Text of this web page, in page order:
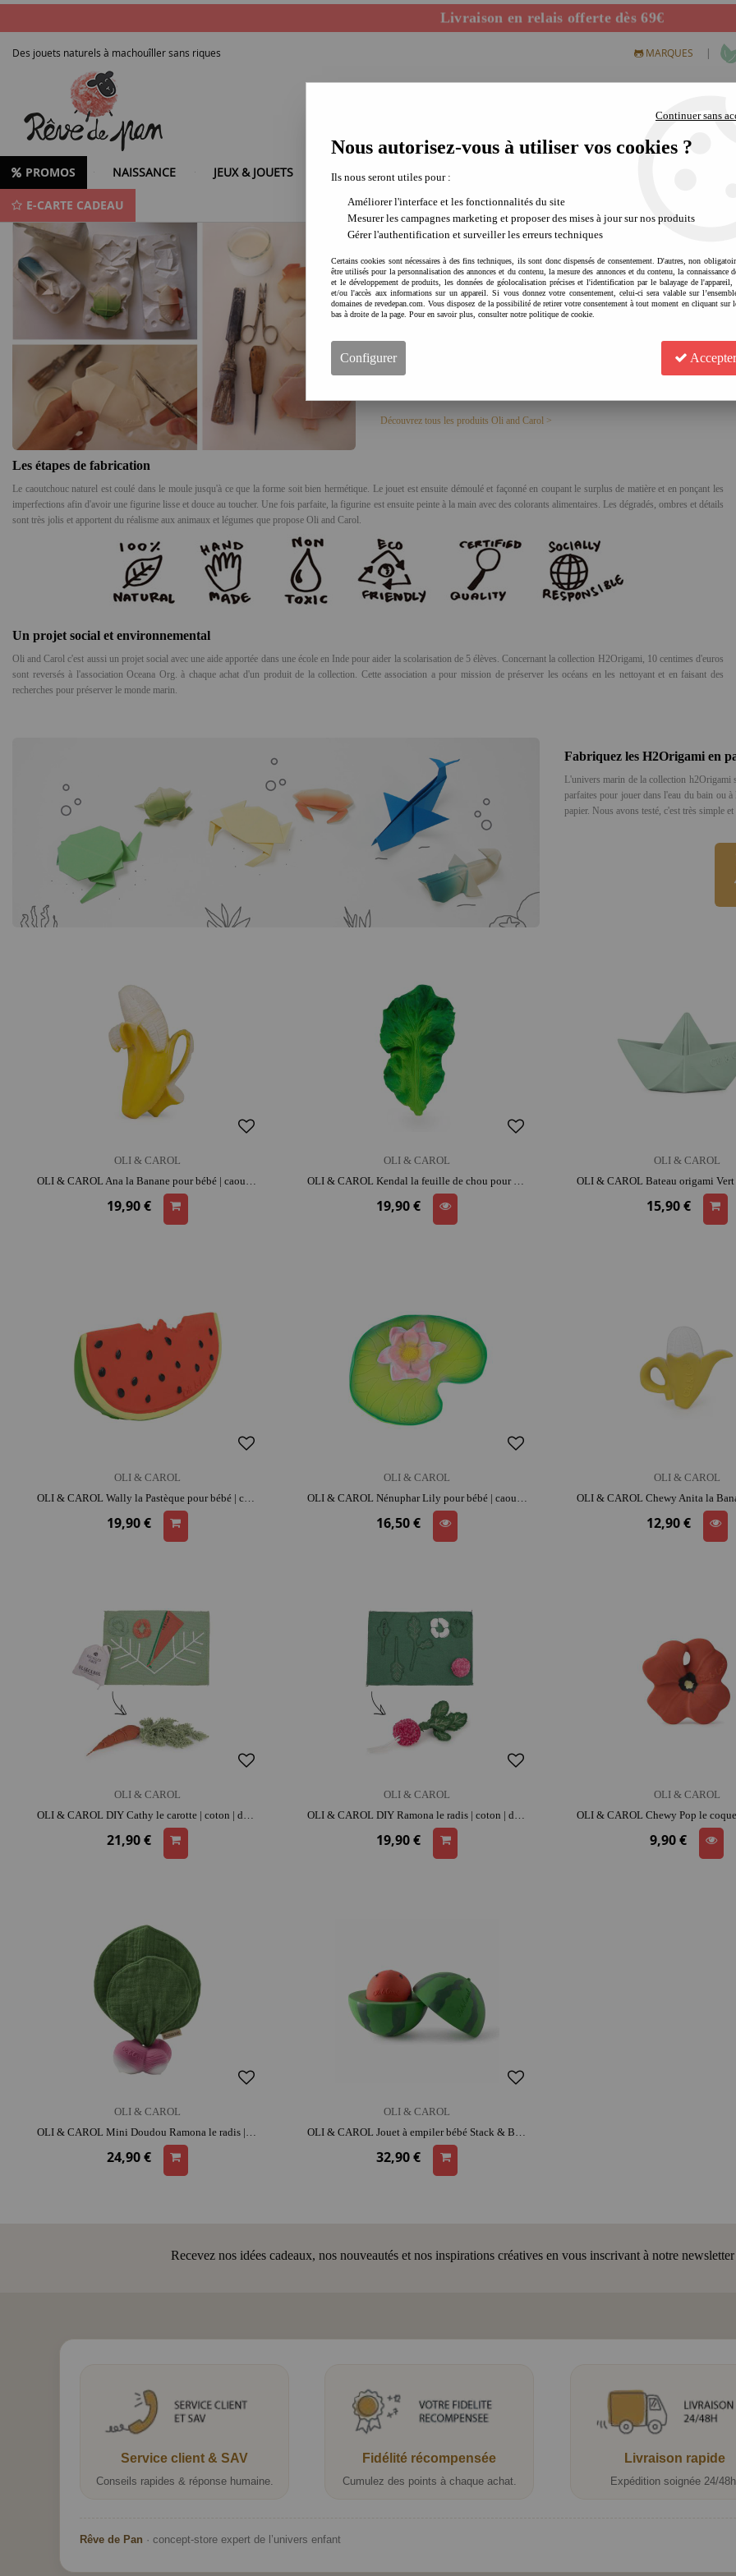
Livraison en relais offerte dès 69€
Des jouets naturels à machouîller sans riques MARQUES |
PROMOS NAISSANCE JEUX & JOUETS LOISIRS CREATIFS
E-CARTE CADEAU
Du fun, du naturel et du fait main
Découvrez la gamme Oli an Carol pour vos cadeaux de naissance
. Il s'agit de
Cette marque a de belles valeurs et tient à fabriquer des produits sains, beaux et
fabrication.
Fabrication artisanale
Les produits sont fabriqués à partir de caoutchouc 100 % naturel provenant de l'Hévéa
bébé peut la mâchouiller sans risque toxique. De plus, c'est très résistant: nous avons
pièce et sont complètement étanches pour éviter la prolifération des microbes à
caoutchouc en trop sont coupés et les bords sont lissés. Les couleurs sont très belles, on
Découvrez tous les produits Oli and Carol >
Les étapes de fabrication
Le caoutchouc naturel est coulé dans le moule jusqu'à ce que la forme soit bien hermétique. Le jouet est ensuite démoulé et façonné en coupant le surplus de matière et en ponçant les
imperfections afin d'avoir une figurine lisse et douce au toucher. Une fois parfaite, la figurine est ensuite peinte à la main avec des colorants alimentaires. Les dégradés, ombres et détails
sont très jolis et apportent du réalisme aux animaux et légumes que propose Oli and Carol.
Un projet social et environnemental
Oli and Carol c'est aussi un projet social avec une aide apportée dans une école en Inde pour aider la scolarisation de 5 élèves. Concernant la collection H2Origami, 10 centimes d'euros
sont reversés à l'associationOceana Org. à chaque achat d'un produit de la collection. Cette association a pour mission de préserver les océans en les nettoyant et en faisant des
recherches pour préserver le monde marin.
Fabriquez les H2Origami en
L'univers marin de la collection h2Origami
parfaites pour jouer dans l'eau du bain ou
papier. Nous avons testé, c'est très simple
OLI & CAROL
19,90 €
OLI & CAROL
19,90 €
OLI & CAROL
15,90 €
OLI & CAROL
19,90 €
OLI & CAROL
16,50 €
OLI & CAROL
12,90 €
OLI & CAROL
21,90 €
OLI & CAROL
19,90 €
OLI & CAROL
9,90 €
OLI & CAROL
24,90 €
OLI & CAROL
32,90 €
Recevez nos idées cadeaux, nos nouveautés et nos inspirations créatives en vous inscrivant à notre newsletter
Service client & SAV
Conseils rapides & réponse humaine.
Fidélité récompensée
Cumulez des points à chaque achat.
Livraison rapide
Expédition soignée 24/48h.
Rêve de Pan · concept-store expert de l’univers enfant
Continuer sans
Nous autorisez-vous à utiliser vos cookies ?
Ils nous seront utiles pour :
Améliorer l'interface et les fonctionnalités du site
Mesurer les campagnes marketing et proposer des mises à jour sur nos produits
Gérer l'authentification et surveiller les erreurs techniques
Certains cookies sont nécessaires à des fins techniques, ils sont donc dispensés de consentement. D'autres, non
être utilisés pour la personnalisation des annonces et du contenu, la mesure des annonces et du contenu, la connaissance
et le développement de produits, les données de géolocalisation précises et l'identification par le balayage de l'appareil,
et/ou l'accès aux informations sur un appareil. Si vous donnez votre consentement, celui-ci sera valable sur
domaines de revedepan.com. Vous disposez de la possibilité de retirer votre consentement à tout moment en cliquant sur
bas à droite de la page. Pour en savoir plus, consulter notre politique de cookie.
Configurer